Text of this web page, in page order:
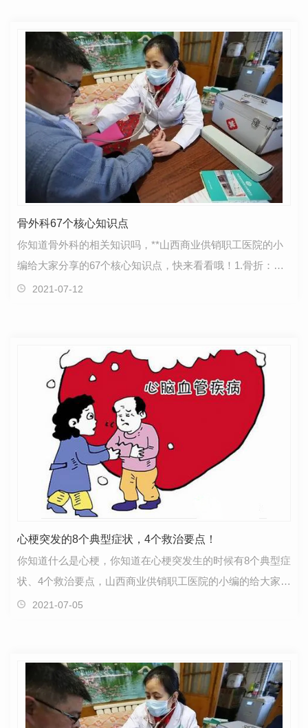
骨外科67个核心知识点
你知道骨外科的相关知识吗，**山西商业供销职工医院的小
编给大家分享的67个核心知识点，快来看看哦！1.骨折：即
骨的完整性和连续性中断以及骨骺分离2.骨折成因：（…
2021-07-12
心梗突发的8个典型症状，4个救治要点！
你知道什么是心梗，你知道在心梗突发生的时候有8个典型症
状、4个救治要点，山西商业供销职工医院的小编的给大家分
享一下心梗的一些注意资料。一、到底什么是心梗？…
2021-07-05